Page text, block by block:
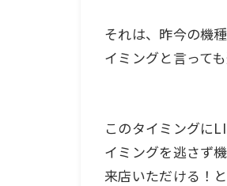
それは、昨今の機
イミングと言って
このタイミングに
イミングを逃さず
来店いただける！